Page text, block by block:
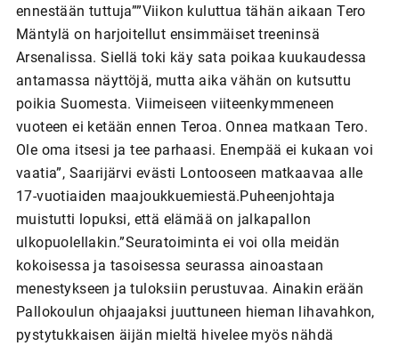
ennestään tuttuja””Viikon kuluttua tähän aikaan Tero
Mäntylä on harjoitellut ensimmäiset treeninsä
Arsenalissa. Siellä toki käy sata poikaa kuukaudessa
antamassa näyttöjä, mutta aika vähän on kutsuttu
poikia Suomesta. Viimeiseen viiteenkymmeneen
vuoteen ei ketään ennen Teroa. Onnea matkaan Tero.
Ole oma itsesi ja tee parhaasi. Enempää ei kukaan voi
vaatia”, Saarijärvi evästi Lontooseen matkaavaa alle
17-vuotiaiden maajoukkuemiestä.Puheenjohtaja
muistutti lopuksi, että elämää on jalkapallon
ulkopuolellakin.”Seuratoiminta ei voi olla meidän
kokoisessa ja tasoisessa seurassa ainoastaan
menestykseen ja tuloksiin perustuvaa. Ainakin erään
Pallokoulun ohjaajaksi juuttuneen hieman lihavahkon,
pystytukkaisen äijän mieltä hivelee myös nähdä